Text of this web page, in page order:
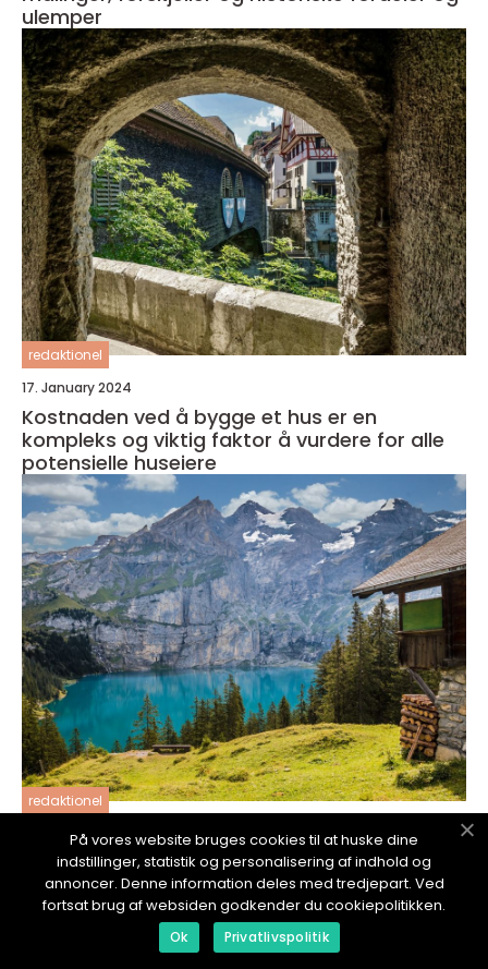
ulemper
redaktionel
17. January 2024
Kostnaden ved å bygge et hus er en
kompleks og viktig faktor å vurdere for alle
potensielle huseiere
redaktionel
17. January 2024
Bygge ut hus: En dypdykkende guide til ulike
typer, fordeler og ulemper
På vores website bruges cookies til at huske dine
indstillinger, statistik og personalisering af indhold og
annoncer. Denne information deles med tredjepart. Ved
fortsat brug af websiden godkender du cookiepolitikken.
Ok Privatlivspolitik